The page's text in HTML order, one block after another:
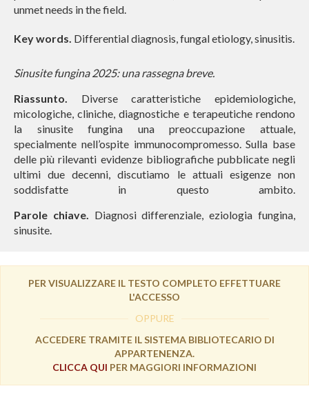
unmet needs in the field.
Key words. Differential diagnosis, fungal etiology, sinusitis.
Sinusite fungina 2025: una rassegna breve.
Riassunto. Diverse caratteristiche epidemiologiche,
micologiche, cliniche, diagnostiche e terapeutiche rendono
la sinusite fungina una preoccupazione attuale,
specialmente nell’ospite immunocompromesso. Sulla base
delle più rilevanti evidenze bibliografiche pubblicate negli
ultimi due decenni, discutiamo le attuali esigenze non
soddisfatte in questo ambito.
Parole chiave. Diagnosi differenziale, eziologia fungina,
sinusite.
PER VISUALIZZARE IL TESTO COMPLETO EFFETTUARE
L'ACCESSO
OPPURE
ACCEDERE TRAMITE IL SISTEMA BIBLIOTECARIO DI
APPARTENENZA.
CLICCA QUI PER MAGGIORI INFORMAZIONI